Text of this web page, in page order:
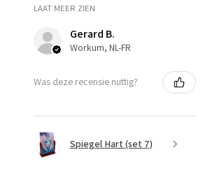
LAAT MEER ZIEN
Gerard B.
Workum, NL-FR
Was deze recensie nuttig?
Spiegel Hart (set 7)